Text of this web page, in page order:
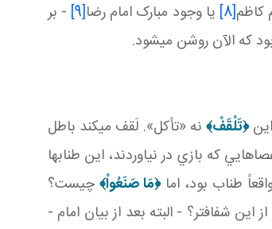
کاظم[8] يا وجود مبارک امام رضا[9]
- بر
که الآن روشن مي شود.
﴿تَلْقَفْ﴾ نه «تأکل». لَقف مي کند باطل
که بازي در نياوردند، اين طناب­ها
طناب بود، اما﴿مَا صَنَعُواْ‏﴾ چيست؟
از اين شفاف تر؟ - البته بعد از بيان امام -